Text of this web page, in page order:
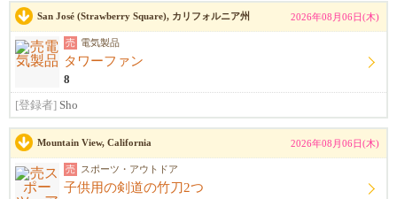
San José (Strawberry Square), カリフォルニア州 2026年08月06日(木)
売 電気製品
タワーファン
8
[登録者] Sho
Mountain View, California 2026年08月06日(木)
売 スポーツ・アウトドア
子供用の剣道の竹刀2つ